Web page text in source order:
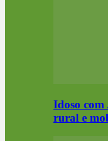
Idoso com
rural e